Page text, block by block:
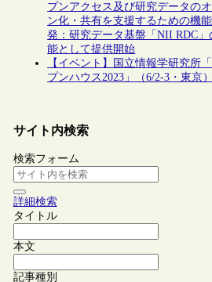
プンアクセス及び研究データの
ン化・共有を支援するための機
発：研究データ基盤「NII RDC」
能として提供開始
【イベント】国立情報学研究所
プンハウス2023」（6/2-3・東京）
サイト内検索
検索フォーム
詳細検索
タイトル
本文
記事種別